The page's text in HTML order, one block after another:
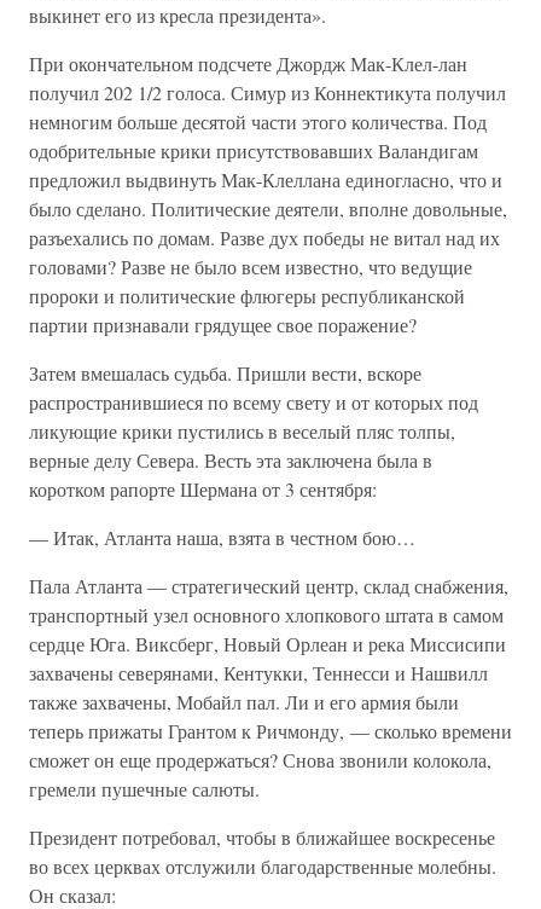
выкинет его из кресла президента».
При окончательном подсчете Джордж Мак-Клел-лан
получил 202 1/2 голоса. Симур из Коннектикута получил
немногим больше десятой части этого количества. Под
одобрительные крики присутствовавших Валандигам
предложил выдвинуть Мак-Клеллана единогласно, что и
было сделано. Политические деятели, вполне довольные,
разъехались по домам. Разве дух победы не витал над их
головами? Разве не было всем известно, что ведущие
пророки и политические флюгеры республиканской
партии признавали грядущее свое поражение?
Затем вмешалась судьба. Пришли вести, вскоре
распространившиеся по всему свету и от которых под
ликующие крики пустились в веселый пляс толпы,
верные делу Севера. Весть эта заключена была в
коротком рапорте Шермана от 3 сентября:
— Итак, Атланта наша, взята в честном бою…
Пала Атланта — стратегический центр, склад снабжения,
транспортный узел основного хлопкового штата в самом
сердце Юга. Виксберг, Новый Орлеан и река Миссисипи
захвачены северянами, Кентукки, Теннесси и Нашвилл
также захвачены, Мобайл пал. Ли и его армия были
теперь прижаты Грантом к Ричмонду, — сколько времени
сможет он еще продержаться? Снова звонили колокола,
гремели пушечные салюты.
Президент потребовал, чтобы в ближайшее воскресенье
во всех церквах отслужили благодарственные молебны.
Он сказал: